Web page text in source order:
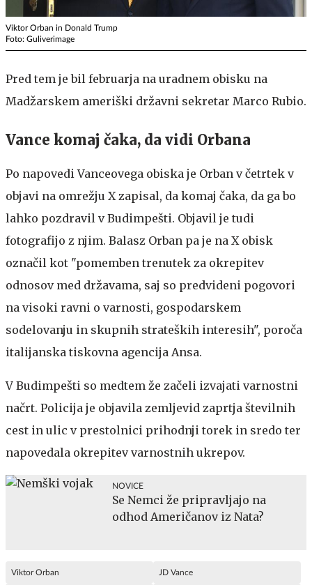
Viktor Orban in Donald Trump
Foto: Guliverimage
Pred tem je bil februarja na uradnem obisku na
Madžarskem ameriški državni sekretar Marco Rubio.
Vance komaj čaka, da vidi Orbana
Po napovedi Vanceovega obiska je Orban v četrtek v
objavi na omrežju X zapisal, da komaj čaka, da ga bo
lahko pozdravil v Budimpešti. Objavil je tudi
fotografijo z njim. Balasz Orban pa je na X obisk
označil kot "pomemben trenutek za okrepitev
odnosov med državama, saj so predvideni pogovori
na visoki ravni o varnosti, gospodarskem
sodelovanju in skupnih strateških interesih", poroča
italijanska tiskovna agencija Ansa.
V Budimpešti so medtem že začeli izvajati varnostni
načrt. Policija je objavila zemljevid zaprtja številnih
cest in ulic v prestolnici prihodnji torek in sredo ter
napovedala okrepitev varnostnih ukrepov.
NOVICE
Se Nemci že pripravljajo na
odhod Američanov iz Nata?
Viktor Orban JD Vance